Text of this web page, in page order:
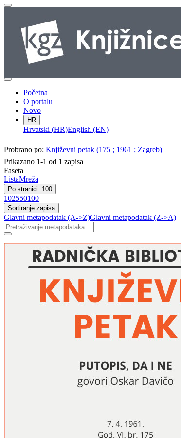
Početna
O portalu
Novo
HR
Hrvatski (HR)English (EN)
Probrano po: Književni petak (175 ; 1961 ; Zagreb)
Prikazano 1-1 od 1 zapisa
Faseta
ListaMreža
Po stranici: 100
102550100
Sortiranje zapisa
Glavni metapodatak (A->Z)Glavni metapodatak (Z->A)